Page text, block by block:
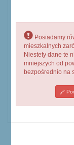
Posiadamy
mieszkalnych
Niestety dane te
mniejszych od
bezpośrednio na